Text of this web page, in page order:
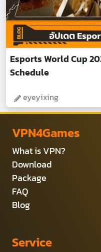
Esports World Cup
Schedule
eyeyixing
VPN4Games
What is VPN?
Download
Package
FAQ
Blog
Service